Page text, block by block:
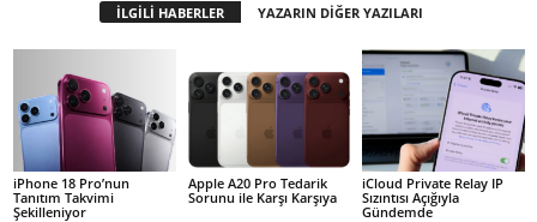
İLGİLİ HABERLER YAZARIN DİĞER YAZILARI
iPhone 18 Pro’nun
Tanıtım Takvimi
Şekilleniyor
Apple A20 Pro Tedarik
Sorunu ile Karşı Karşıya
iCloud Private Relay IP
Sızıntısı Açığıyla
Gündemde